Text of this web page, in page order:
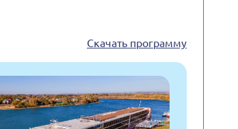
Скачать программу